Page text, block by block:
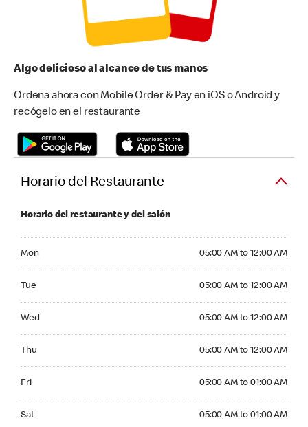
Algo delicioso al alcance de tus manos
Ordena ahora con Mobile Order & Pay en iOS o Android y
recógelo en el restaurante
Horario del Restaurante
Horario del restaurante y del salón
Mon 05:00 AM to 12:00 AM
Tue 05:00 AM to 12:00 AM
Wed 05:00 AM to 12:00 AM
Thu 05:00 AM to 12:00 AM
Fri 05:00 AM to 01:00 AM
Sat 05:00 AM to 01:00 AM